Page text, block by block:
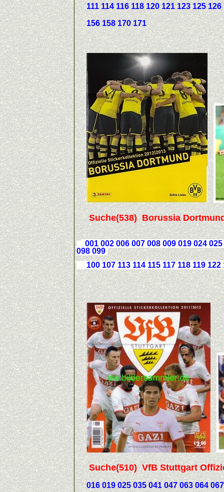
111 114 116 118 120 121 123 125 126
156 158 170 171
Suche(538) Borussia Dortmund
001 002 006 007 008 009 019 024
098 099
100 107 113 114 115 117 118 119 122
Suche(510) VfB Stuttgart
016 019 025 035 041 047 063 064 067